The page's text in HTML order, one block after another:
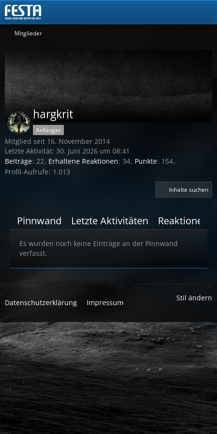
Mitglieder
hargkrit
Anfänger
Mitglied seit 16. November 2014
Letzte Aktivität: 30. Juni 2026 um 08:41
Beiträge 22 Erhaltene Reaktionen 34 Punkte 154
Profil-Aufrufe 1.013
Inhalte suchen
Pinnwand Letzte Aktivitäten Reaktionen
Es wurden noch keine Einträge an der Pinnwand
verfasst.
Stil ändern
Datenschutzerklärung Impressum